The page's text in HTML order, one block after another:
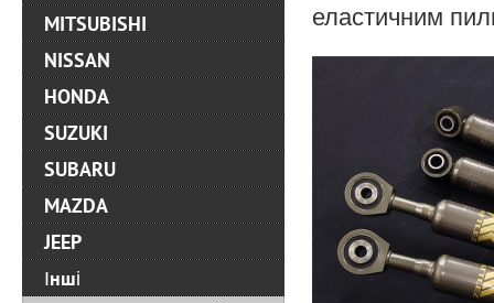
еластичним
MITSUBISHI
NISSAN
HONDA
SUZUKI
SUBARU
MAZDA
JEEP
Інші